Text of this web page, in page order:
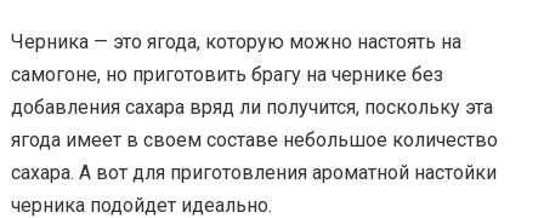
Черника — это ягода, которую можно настоять на
самогоне, но приготовить брагу на чернике без
добавления сахара вряд ли получится, поскольку эта
ягода имеет в своем составе небольшое количество
сахара. А вот для приготовления ароматной настойки
черника подойдет идеально.